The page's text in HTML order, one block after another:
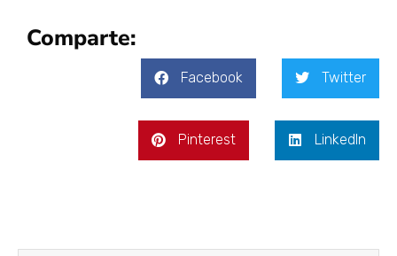
Comparte:
Facebook Twitter
Pinterest LinkedIn